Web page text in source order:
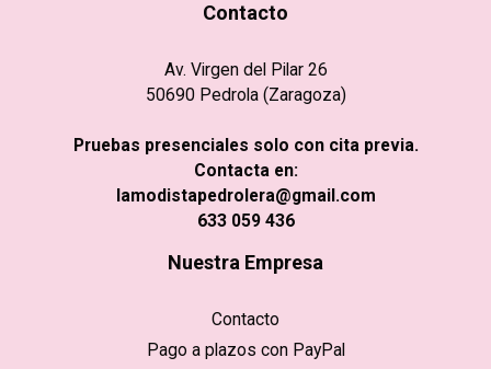
Contacto
Av. Virgen del Pilar 26
50690 Pedrola (Zaragoza)
Pruebas presenciales solo con cita previa.
Contacta en:
lamodistapedrolera@gmail.com
633 059 436
Nuestra Empresa
Contacto
Pago a plazos con PayPal